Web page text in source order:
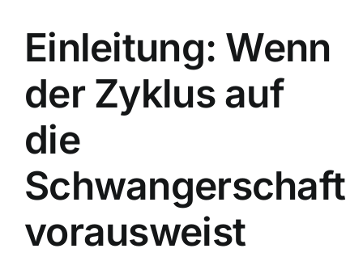
Einleitung: Wenn
der Zyklus auf
die
Schwangerschaft
vorausweist